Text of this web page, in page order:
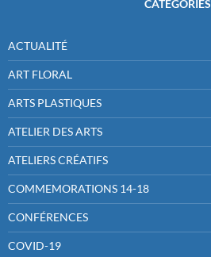
CATÉGORIES
ACTUALITÉ
ART FLORAL
ARTS PLASTIQUES
ATELIER DES ARTS
ATELIERS CRÉATIFS
COMMEMORATIONS 14-18
CONFÉRENCES
COVID-19